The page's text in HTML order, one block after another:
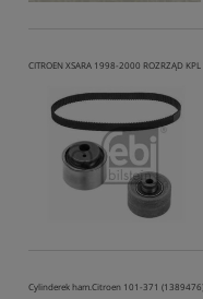
CITROEN XSARA 1998-2000 ROZRZĄD
Cylinderek ham.Citroen 101-371 (1389476)